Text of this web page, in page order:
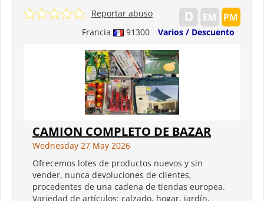
Francia 91300 Varios / Descuento
Reportar abuso
CAMION COMPLETO DE BAZAR
Wednesday 27 May 2026
Ofrecemos lotes de productos nuevos y sin
vender, nunca devoluciones de clientes,
procedentes de una cadena de tiendas europea.
Variedad de artículos: calzado, hogar, jardín,